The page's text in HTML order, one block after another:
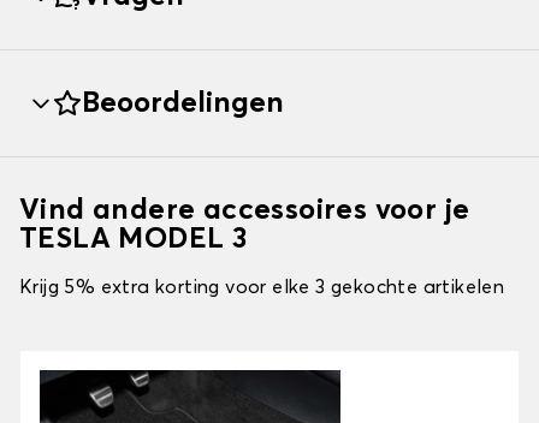
Beoordelingen
Vind andere accessoires voor je
TESLA MODEL 3
Krijg 5% extra korting voor elke 3 gekochte artikelen